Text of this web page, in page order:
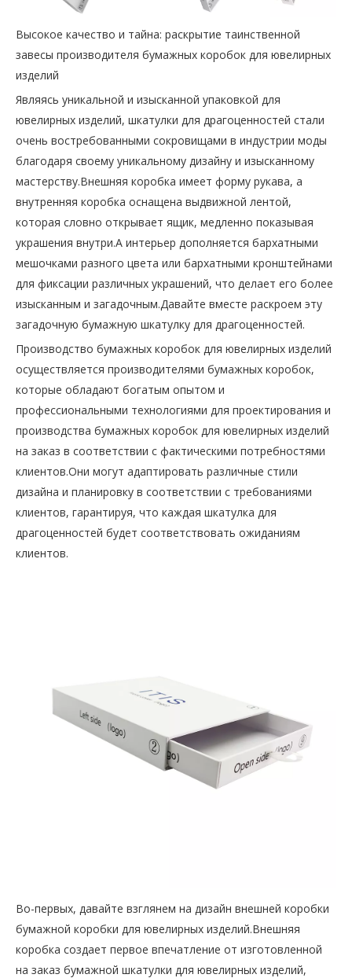
Высокое качество и тайна: раскрытие таинственной
завесы производителя бумажных коробок для ювелирных
изделий
Являясь уникальной и изысканной упаковкой для
ювелирных изделий, шкатулки для драгоценностей стали
очень востребованными сокровищами в индустрии моды
благодаря своему уникальному дизайну и изысканному
мастерству.Внешняя коробка имеет форму рукава, а
внутренняя коробка оснащена выдвижной лентой,
которая словно открывает ящик, медленно показывая
украшения внутри.А интерьер дополняется бархатными
мешочками разного цвета или бархатными кронштейнами
для фиксации различных украшений, что делает его более
изысканным и загадочным.Давайте вместе раскроем эту
загадочную бумажную шкатулку для драгоценностей.
Производство бумажных коробок для ювелирных изделий
осуществляется производителями бумажных коробок,
которые обладают богатым опытом и
профессиональными технологиями для проектирования и
производства бумажных коробок для ювелирных изделий
на заказ в соответствии с фактическими потребностями
клиентов.Они могут адаптировать различные стили
дизайна и планировку в соответствии с требованиями
клиентов, гарантируя, что каждая шкатулка для
драгоценностей будет соответствовать ожиданиям
клиентов.
Во-первых, давайте взглянем на дизайн внешней коробки
бумажной коробки для ювелирных изделий.Внешняя
коробка создает первое впечатление от изготовленной
на заказ бумажной шкатулки для ювелирных изделий,